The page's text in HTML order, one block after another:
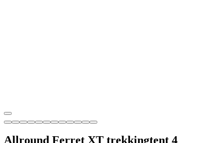
Allround Ferret XT trekkingtent 4